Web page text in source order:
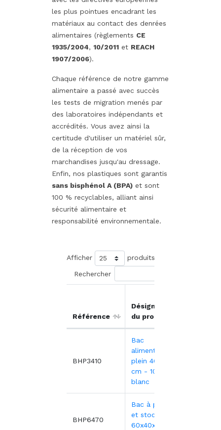
les plus pointues encadrant les
matériaux au contact des denrées
alimentaires (règlements CE
1935/2004, 10/2011 et REACH
1907/2006).
Chaque référence de notre gamme
alimentaire a passé avec succès
les tests de migration menés par
des laboratoires indépendants et
accrédités. Vous avez ainsi la
certitude d'utiliser un matériel sûr,
de la réception de vos
marchandises jusqu'au dressage.
Enfin, nos plastiques sont garantis
sans bisphénol A (BPA) et sont
100 % recyclables, alliant ainsi
sécurité alimentaire et
responsabilité environnementale.
Afficher produits
Rechercher
Référence
Désignation
du produit
BHP3410
Bac
alimentaire
plein 40x30x10
cm - 10L PEHD
blanc
BHP6470
Bac à pâtons
et stockage
60x40x7 cm -